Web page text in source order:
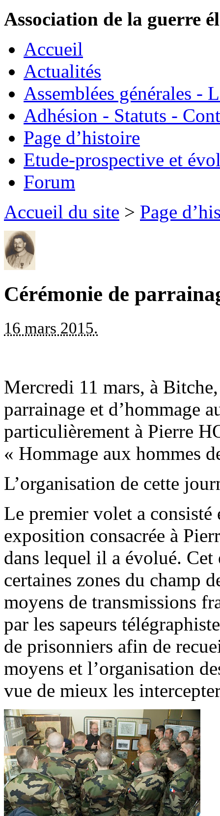
Association de la guerre
Accueil
Actualités
Assemblées générales -
Adhésion - Statuts -
Page d’histoire
Etude-prospective et
Forum
Accueil du site > Page
Cérémonie de
16 mars 2015.
Mercredi 11 mars, à
parrainage et d’hommage
particulièrement à Pierre
« Hommage aux hommes
L’organisation de cette
Le premier volet a consisté
exposition consacrée à
dans lequel il a évolué.
certaines zones du champ
moyens de transmissions
par les sapeurs
de prisonniers afin de
moyens et l’organisation
vue de mieux les